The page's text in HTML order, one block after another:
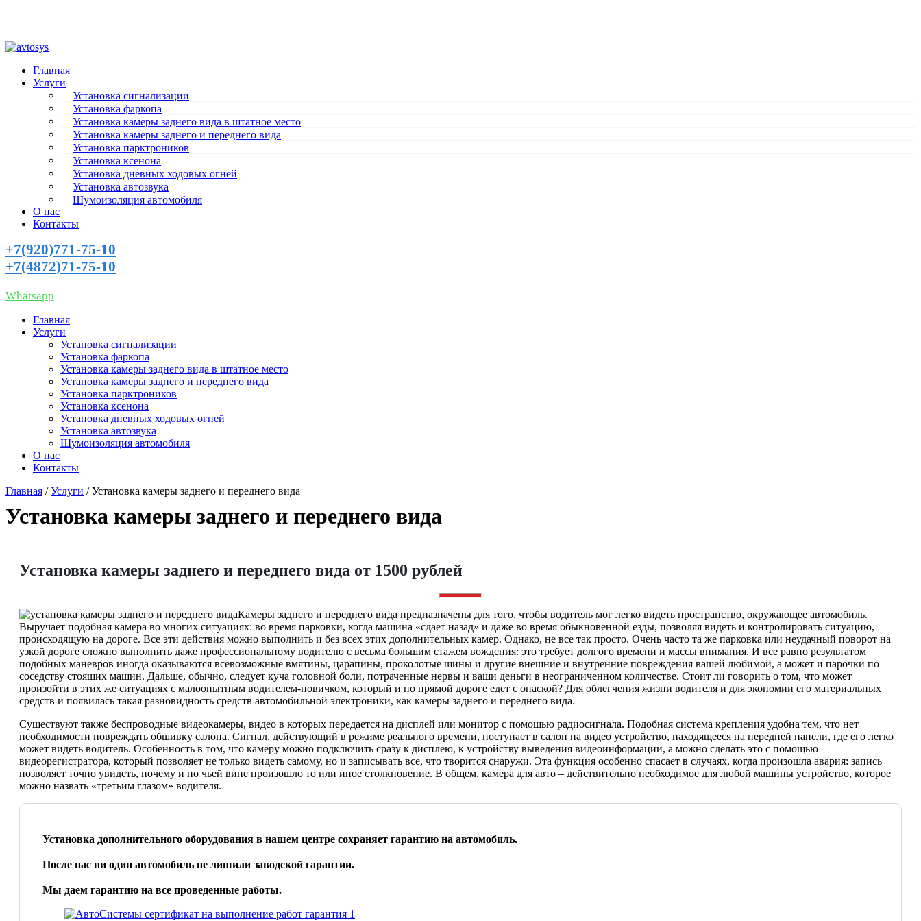
Главная
Услуги
Установка сигнализации
Установка фаркопа
Установка камеры заднего вида в штатное место
Установка камеры заднего и переднего вида
Установка парктроников
Установка ксенона
Установка дневных ходовых огней
Установка автозвука
Шумоизоляция автомобиля
О нас
Контакты
+7(920)771-75-10
+7(4872)71-75-10
Whatsapp
Главная
Услуги
Установка сигнализации
Установка фаркопа
Установка камеры заднего вида в штатное место
Установка камеры заднего и переднего вида
Установка парктроников
Установка ксенона
Установка дневных ходовых огней
Установка автозвука
Шумоизоляция автомобиля
О нас
Контакты
Главная /Услуги /Установка камеры заднего и переднего вида
Установка камеры заднего и переднего вида
Установка камеры заднего и переднего вида от 1500 рублей
Камеры заднего и переднего вида предназначены для того, чтобы водитель мог легко видеть пространство, окружающее автомобиль.
Выручает подобная камера во многих ситуациях: во время парковки, когда машина «сдает назад» и даже во время обыкновенной езды, позволяя видеть и контролировать ситуацию,
происходящую на дороге. Все эти действия можно выполнить и без всех этих дополнительных камер. Однако, не все так просто. Очень часто та же парковка или неудачный поворот на
узкой дороге сложно выполнить даже профессиональному водителю с весьма большим стажем вождения: это требует долгого времени и массы внимания. И все равно результатом
подобных маневров иногда оказываются всевозможные вмятины, царапины, проколотые шины и другие внешние и внутренние повреждения вашей любимой, а может и парочки по
соседству стоящих машин. Дальше, обычно, следует куча головной боли, потраченные нервы и ваши деньги в неограниченном количестве. Стоит ли говорить о том, что может
произойти в этих же ситуациях с малоопытным водителем-новичком, который и по прямой дороге едет с опаской? Для облегчения жизни водителя и для экономии его материальных
средств и появилась такая разновидность средств автомобильной электроники, как камеры заднего и переднего вида.
Существуют также беспроводные видеокамеры, видео в которых передается на дисплей или монитор с помощью радиосигнала. Подобная система крепления удобна тем, что нет
необходимости повреждать обшивку салона. Сигнал, действующий в режиме реального времени, поступает в салон на видео устройство, находящееся на передней панели, где его легко
может видеть водитель. Особенность в том, что камеру можно подключить сразу к дисплею, к устройству выведения видеоинформации, а можно сделать это с помощью
видеорегистратора, который позволяет не только видеть самому, но и записывать все, что творится снаружи. Эта функция особенно спасает в случаях, когда произошла авария: запись
позволяет точно увидеть, почему и по чьей вине произошло то или иное столкновение. В общем, камера для авто – действительно необходимое для любой машины устройство, которое
можно назвать «третьим глазом» водителя.
Установка дополнительного оборудования в нашем центре сохраняет гарантию на автомобиль.
После нас ни один автомобиль не лишили заводской гарантии.
Мы даем гарантию на все проведенные работы.